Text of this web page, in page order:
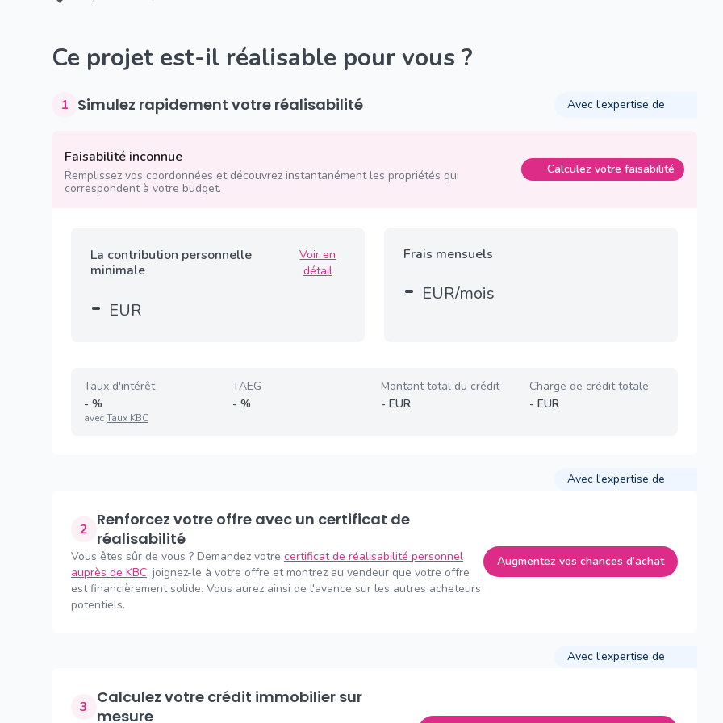
Ce projet est-il réalisable pour vous ?
1 Simulez rapidement votre réalisabilité Avec l'expertise de
Faisabilité inconnue
Remplissez vos coordonnées et découvrez instantanément les propriétés qui
correspondent à votre budget.
Calculez votre faisabilité
La contribution personnelle
minimale
Voir en
détail
- EUR
Frais mensuels
- EUR/mois
Taux d'intérêt
- %
avecTaux KBC
TAEG
- %
Montant total du crédit
- EUR
Charge de crédit totale
- EUR
Avec l'expertise de
2 Renforcez votre offre avec un certificat de
réalisabilité
Vous êtes sûr de vous ? Demandez votre certificat de réalisabilité personnel
auprès de KBC, joignez-le à votre offre et montrez au vendeur que votre offre
est financièrement solide. Vous aurez ainsi de l'avance sur les autres acheteurs
potentiels.
Augmentez vos chances d’achat
Avec l'expertise de
3
Calculez votre crédit immobilier sur
mesure